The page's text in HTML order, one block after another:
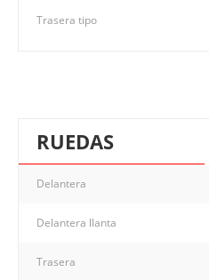
Trasera tipo
RUEDAS
Delantera
Delantera llanta
Trasera